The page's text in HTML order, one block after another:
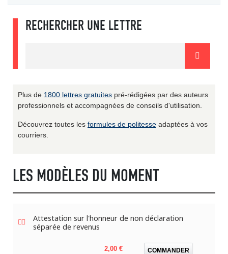
RECHERCHER UNE LETTRE
Plus de 1800 lettres gratuites pré-rédigées par des auteurs
professionnels et accompagnées de conseils d'utilisation.
Découvrez toutes les formules de politesse adaptées à vos
courriers.
LES MODÈLES DU MOMENT
Attestation sur l'honneur de non déclaration
séparée de revenus
Prix
2,00 € COMMANDER